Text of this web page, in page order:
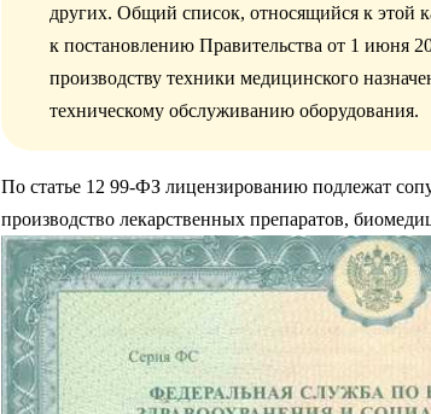
других. Общий список, относящийся к этой
к постановлению Правительства от 1 июня
производству техники медицинского
техническому обслуживанию оборудования.
По статье 12 99-ФЗ лицензированию подлежат
производство лекарственных препаратов,